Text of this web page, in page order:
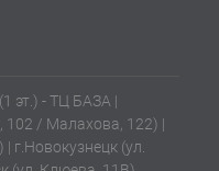
эт.) - ТЦ БАЗА |
102 / Малахова, 122) |
г.Новокузнецк (ул.